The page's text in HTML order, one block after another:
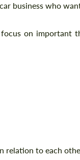
business who
on important
relation to each